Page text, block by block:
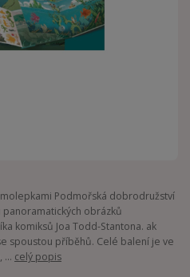
Podmořská dobrodružství
obrázků
komiksů Joa Todd-Stantona. ak
spoustou příběhů. Celé balení je ve
... celý popis